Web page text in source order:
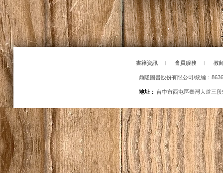
書籍資訊 | 會員服務 | 教
鼎隆圖書股份有限公司/統編：
地址： 台中市西屯區臺灣大道三